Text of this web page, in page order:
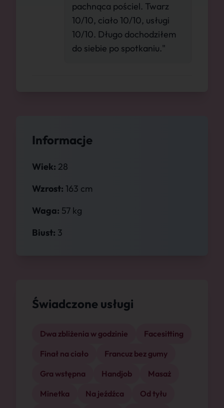
Informacje
Wiek: 28
Wzrost: 163 cm
Waga: 57 kg
Biust: 3
Świadczone usługi
Dwa zbliżenia w godzinie
Facesitting
Finał na ciało
Francuz bez gumy
Gra wstępna
Handjob
Masaż
Minetka
Na jeźdźca Od tyłu
pachnąca pościel. Twarz
10/10, ciało 10/10, usługi
10/10. Długo dochodziłem
do siebie po spotkaniu."